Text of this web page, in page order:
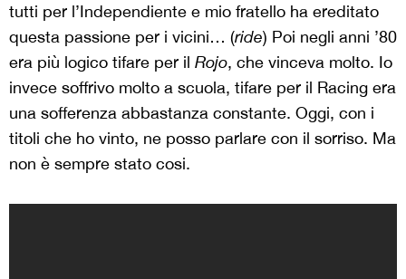
tutti per l’Independiente e mio fratello ha ereditato
questa passione per i vicini… (ride) Poi negli anni ’80
era più logico tifare per il Rojo, che vinceva molto. Io
invece soffrivo molto a scuola, tifare per il Racing era
una sofferenza abbastanza constante. Oggi, con i
titoli che ho vinto, ne posso parlare con il sorriso. Ma
non è sempre stato cosi.